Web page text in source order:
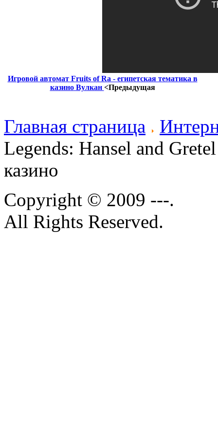
Игровой автомат Fruits of Ra - египетская тематика в
казино Вулкан <Предыдущая
Главная страница
Legends: Hansel and
казино
Copyright © 2009 ---.
All Rights Reserved.